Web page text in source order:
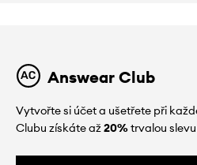
Answear Club
Vytvořte si účet a ušetřete při
Clubu získáte až20%trvalou